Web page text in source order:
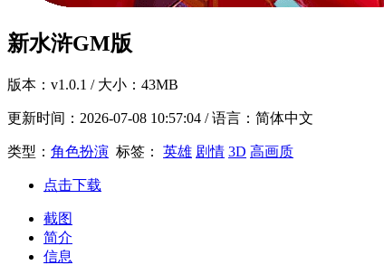
新水浒GM版
版本： v1.0.1 / 大小：43MB
更新时间： 2026-07-08 10:57:04 / 语言：简体中文
类型： 角色扮演 标签： 英雄 剧情 3D 高画质
点击下载
截图
简介
信息